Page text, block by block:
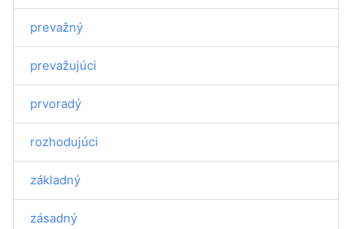
prevažný
prevažujúci
prvoradý
rozhodujúci
základný
zásadný